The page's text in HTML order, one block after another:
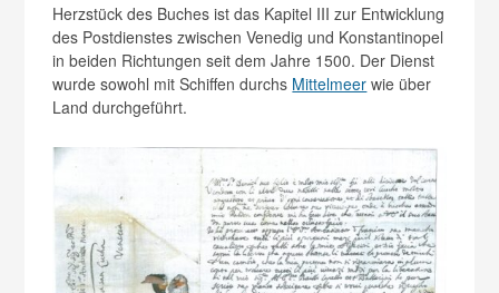
Herzstück des Buches ist das Kapitel III zur Entwicklung
des Postdienstes zwischen Venedig und Konstantinopel
in beiden Richtungen seit dem Jahre 1500. Der Dienst
wurde sowohl mit Schiffen durchs Mittelmeer wie über
Land durchgeführt.